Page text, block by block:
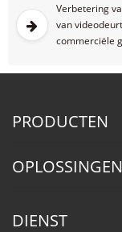
Verbetering
van
commerciële
PRODUCTEN
OPLOSSINGEN
DIENST